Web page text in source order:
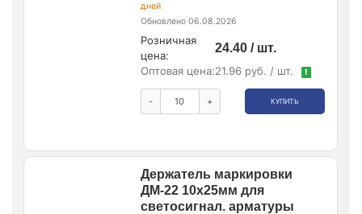
дней
Обновлено 06.08.2026
Розничная
цена:
24.40 / шт.
Оптовая цена:21.96 руб. / шт. !
- + КУПИТЬ
Держатель маркировки
ДМ-22 10х25мм для
светосигнал. арматуры